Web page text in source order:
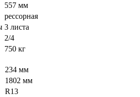
557 мм
рессорная
3 листа
2/4
750 кг
234 мм
1802 мм
R13